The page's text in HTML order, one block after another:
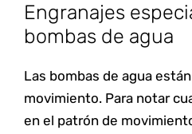
Engranajes
bombas de agua
Las bombas de agua
movimiento. Para notar
en el patrón de